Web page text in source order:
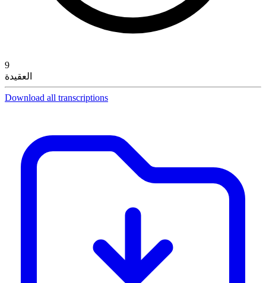
9
العقيدة
Download all transcriptions